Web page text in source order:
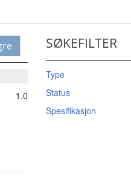
1.0
SØKEFILTER
Type
Status
Spesifikasjon